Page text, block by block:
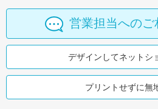
営業担当へのご
デザインしてネットシ
プリントせずに無